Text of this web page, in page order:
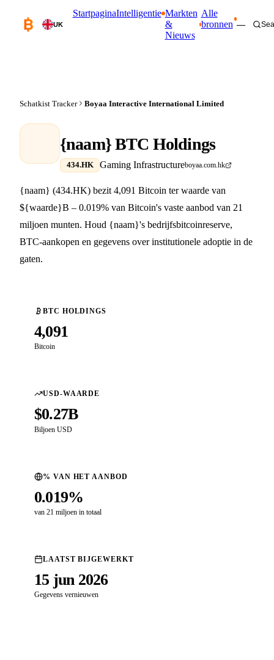
UK
StartpaginaIntelligentie Markten
&
Nieuws
Alle
bronnen —
Schatkist Tracker Boyaa Interactive International Limited
{naam} BTC Holdings
434.HK Gaming Infrastructureboyaa.com.hk
{naam} (434.HK) bezit 4,091 Bitcoin ter waarde van
${waarde}B – 0.019% van Bitcoin's vaste aanbod van 21
miljoen munten. Houd {naam}'s bedrijfsbitcoinreserve,
BTC-aankopen en gegevens over institutionele adoptie in de
gaten.
BTC HOLDINGS
4,091
Bitcoin
USD-WAARDE
$0.27B
Biljoen USD
% VAN HET AANBOD
0.019%
van 21 miljoen in totaal
LAATST BIJGEWERKT
15 jun 2026
Gegevens vernieuwen